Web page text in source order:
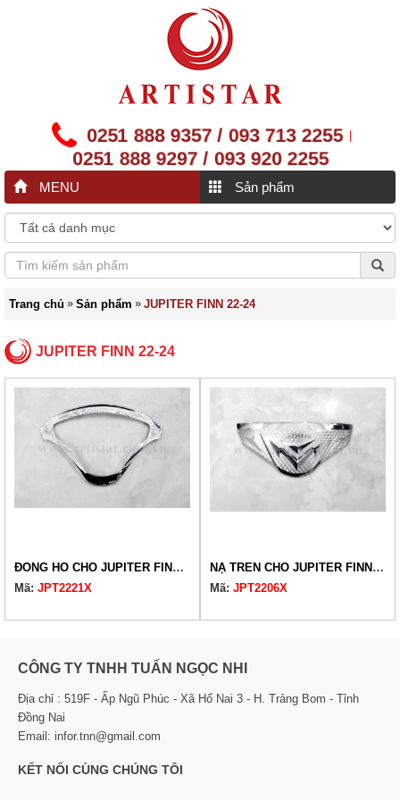
0251 888 9357 / 093 713 2255
0251 888 9297 / 093 920 2255
MENU Sản phẩm
Trang chủ » Sản phẩm » JUPITER FINN 22-24
JUPITER FINN 22-24
ĐỒNG HỒ CHO JUPITER FINN 2022-2024
Mã: JPT2221X
NẠ TRÊN CHO JUPITER FINN 2022-2024
Mã: JPT2206X
CÔNG TY TNHH TUẤN NGỌC NHI
Địa chỉ : 519F - Ấp Ngũ Phúc - Xã Hố Nai 3 - H. Trảng Bom - Tỉnh
Đồng Nai
Email: infor.tnn@gmail.com
KẾT NỐI CÙNG CHÚNG TÔI